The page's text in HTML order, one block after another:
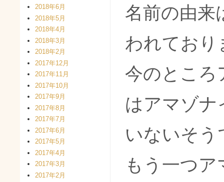
名前の由来
われており
今のところ
はアマゾナ
いないそう
もう一つ
2018年6月
2018年5月
2018年4月
2018年3月
2018年2月
2017年12月
2017年11月
2017年10月
2017年9月
2017年8月
2017年7月
2017年6月
2017年5月
2017年4月
2017年3月
2017年2月